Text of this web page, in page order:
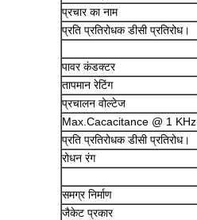
प्रचार का नाम
प्रति प्रतिरोधक डीसी प्रतिरोध।
पावर कंडक्टर
तापमान रेटिंग
प्रचालन वोल्टेज
Max.Cacacitance @ 1 KHz
प्रति प्रतिरोधक डीसी प्रतिरोध।
रोधन रंग
समग्र निर्माण
जैकेट प्रकार